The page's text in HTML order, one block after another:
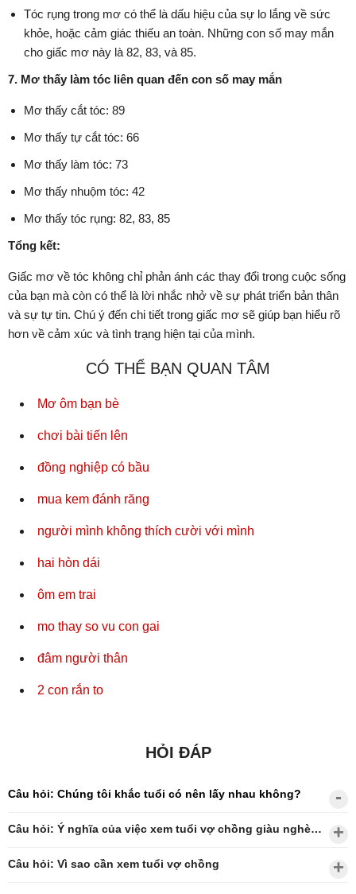
Tóc rụng trong mơ có thể là dấu hiệu của sự lo lắng về sức
khỏe, hoặc cảm giác thiếu an toàn. Những con số may mắn
cho giấc mơ này là 82, 83, và 85.
7. Mơ thấy làm tóc liên quan đến con số may mắn
Mơ thấy cắt tóc: 89
Mơ thấy tự cắt tóc: 66
Mơ thấy làm tóc: 73
Mơ thấy nhuộm tóc: 42
Mơ thấy tóc rụng: 82, 83, 85
Tổng kết:
Giấc mơ về tóc không chỉ phản ánh các thay đổi trong cuộc sống
của bạn mà còn có thể là lời nhắc nhở về sự phát triển bản thân
và sự tự tin. Chú ý đến chi tiết trong giấc mơ sẽ giúp bạn hiểu rõ
hơn về cảm xúc và tình trạng hiện tại của mình.
CÓ THỂ BẠN QUAN TÂM
Mơ ôm bạn bè
chơi bài tiến lên
đồng nghiệp có bầu
mua kem đánh răng
người mình không thích cười với mình
hai hòn dái
ôm em trai
mo thay so vu con gai
đâm người thân
2 con rắn to
HỎI ĐÁP
Câu hỏi: Chúng tôi khắc tuổi có nên lấy nhau không?
Câu hỏi: Ý nghĩa của việc xem tuổi vợ chồng giàu nghèo?
Câu hỏi: Vì sao cần xem tuổi vợ chồng